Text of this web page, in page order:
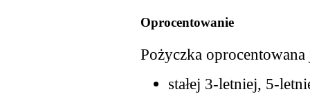
Oprocentowanie
Pożyczka
stałej 3-letniej, 5-